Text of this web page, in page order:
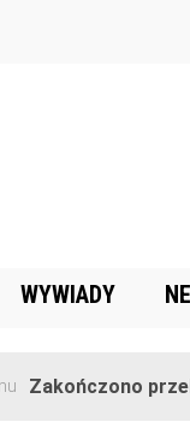
WYWIADY
Zakończono